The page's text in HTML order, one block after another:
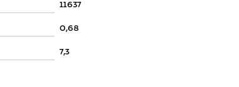
11637
0,68
7,3